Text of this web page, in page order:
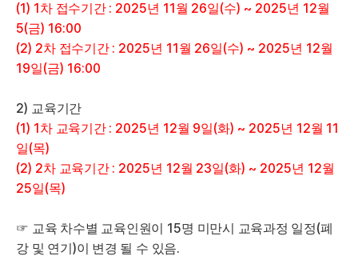
(1) 1차 접수기간 : 2025년 11월 26일(수) ~ 2025년 12월
5(금) 16:00
(2) 2차 접수기간 : 2025년 11월 26일(수) ~ 2025년 12월
19일(금) 16:00
2) 교육기간
(1) 1차 교육기간 : 2025년 12월 9일(화) ~ 2025년 12월 11
일(목)
(2) 2차 교육기간 : 2025년 12월 23일(화) ~ 2025년 12월
25일(목)
☞ 교육 차수별 교육인원이 15명 미만시 교육과정 일정(폐
강 및 연기 )이 변경 될 수 있음.